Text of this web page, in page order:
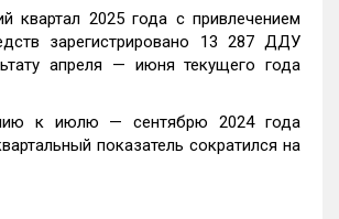
квартал 2025 года с привлечением
зарегистрировано 13 287 ДДУ
апреля — июня текущего года
к июлю — сентябрю 2024 года
показатель сократился на